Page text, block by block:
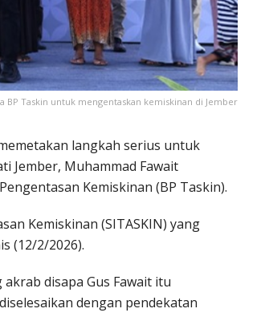
BP Taskin untuk mengentaskan kemiskinan di Jember
langkah serius untuk
Jember, Muhammad Fawait
Kemiskinan (BP Taskin).
Kemiskinan (SITASKIN) yang
(12/2/2026).
disapa Gus Fawait itu
dengan pendekatan